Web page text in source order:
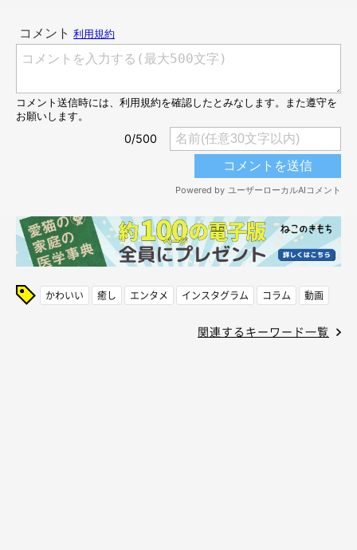
かわいい 癒し エンタメ インスタグラム コラム 動画
関連するキーワード一覧